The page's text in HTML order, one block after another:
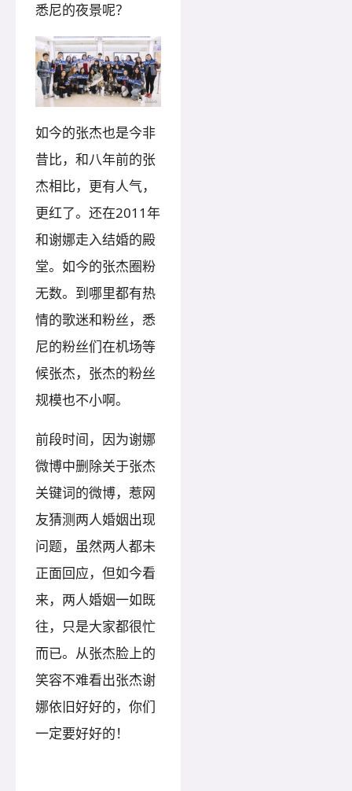
悉尼的夜景呢？
如今的张杰也是今非
昔比，和八年前的张
杰相比，更有人气，
更红了。还在2011年
和谢娜走入结婚的殿
堂。如今的张杰圈粉
无数。到哪里都有热
情的歌迷和粉丝，悉
尼的粉丝们在机场等
候张杰，张杰的粉丝
规模也不小啊。
前段时间，因为谢娜
微博中删除关于张杰
关键词的微博，惹网
友猜测两人婚姻出现
问题，虽然两人都未
正面回应，但如今看
来，两人婚姻一如既
往，只是大家都很忙
而已。从张杰脸上的
笑容不难看出张杰谢
娜依旧好好的，你们
一定要好好的！